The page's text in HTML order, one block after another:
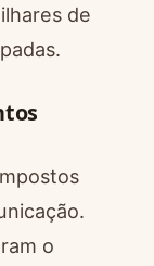
de
o